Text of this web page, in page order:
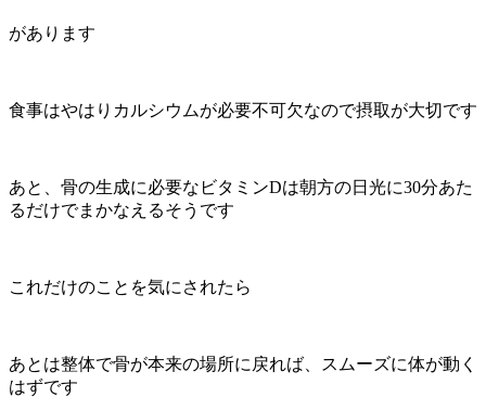
があります
食事はやはりカルシウムが必要不可欠なので摂取が大切です
あと、骨の生成に必要なビタミンDは朝方の日光に30分あた
るだけでまかなえるそうです
これだけのことを気にされたら
あとは整体で骨が本来の場所に戻れば、スムーズに体が動く
はずです